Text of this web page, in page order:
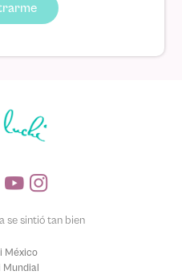
se sintió tan bien
México
Mundial